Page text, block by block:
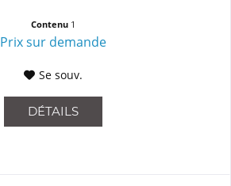
Contenu 1
Prix sur demande
Se souv.
DÉTAILS